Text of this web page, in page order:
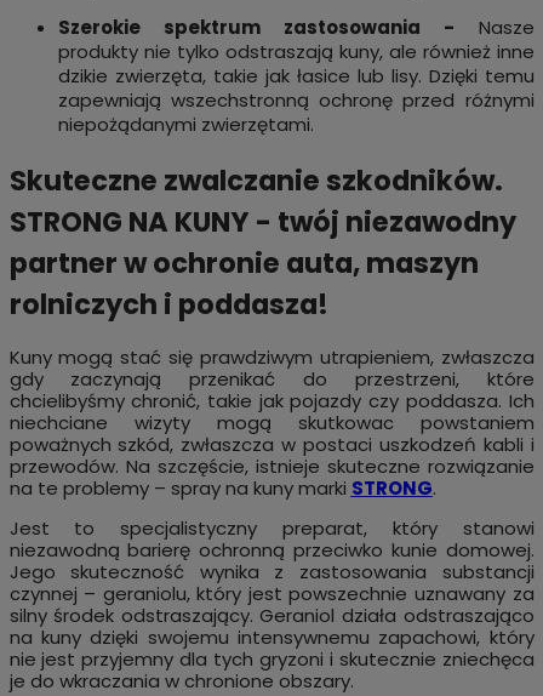
Szerokie spektrum zastosowania - Nasze
produkty nie tylko odstraszają kuny, ale również inne
dzikie zwierzęta, takie jak łasice lub lisy. Dzięki temu
zapewniają wszechstronną ochronę przed różnymi
niepożądanymi zwierzętami.
Skuteczne zwalczanie szkodników.
STRONG NA KUNY - twój niezawodny
partner w ochronie auta, maszyn
rolniczych i poddasza!
Kuny mogą stać się prawdziwym utrapieniem, zwłaszcza
gdy zaczynają przenikać do przestrzeni, które
chcielibyśmy chronić, takie jak pojazdy czy poddasza. Ich
niechciane wizyty mogą skutkowac powstaniem
poważnych szkód, zwłaszcza w postaci uszkodzeń kabli i
przewodów. Na szczęście, istnieje skuteczne rozwiązanie
na te problemy – spray na kuny marki STRONG.
Jest to specjalistyczny preparat, który stanowi
niezawodną barierę ochronną przeciwko kunie domowej.
Jego skuteczność wynika z zastosowania substancji
czynnej – geraniolu, który jest powszechnie uznawany za
silny środek odstraszający. Geraniol działa odstraszająco
na kuny dzięki swojemu intensywnemu zapachowi, który
nie jest przyjemny dla tych gryzoni i skutecznie zniechęca
je do wkraczania w chronione obszary.